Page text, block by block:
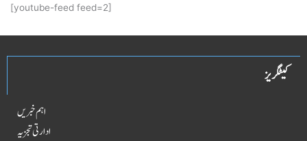
[youtube-feed feed=2]
کیٹگریز
اہم خبریں
ادارتی تجزیہ